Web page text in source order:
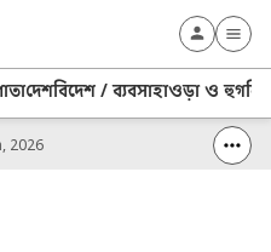
দেশবিদেশ / ব্যবসাহাওড়া ও হুগলি
2026